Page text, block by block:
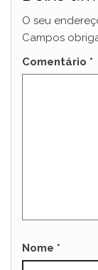
O seu
Campos
Comentário *
Nome *